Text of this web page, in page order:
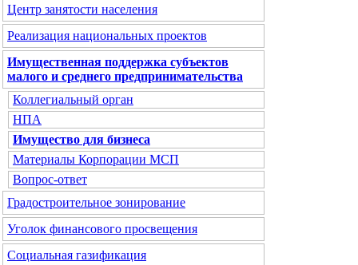
Центр занятости населения
Реализация национальных проектов
Имущественная поддержка субъектов
малого и среднего предпринимательства
Коллегиальный орган
НПА
Имущество для бизнеса
Материалы Корпорации МСП
Вопрос-ответ
Градостроительное зонирование
Уголок финансового просвещения
Социальная газификация